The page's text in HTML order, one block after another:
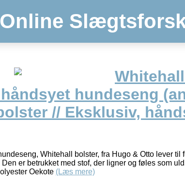
Online
hundeseng
// Eksklusiv,
Whitehall bolster, fra Hugo & Otto lever til
er betrukket med stof, der ligner og føles som
Oekote (Læs mere)